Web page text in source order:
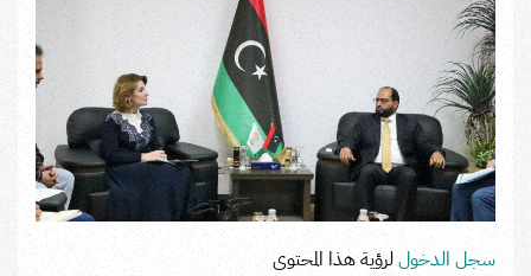
سجل الدخوللرؤية هذا المحتوى